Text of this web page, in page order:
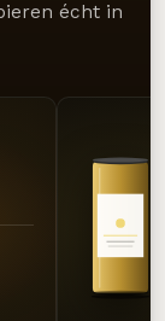
écht in